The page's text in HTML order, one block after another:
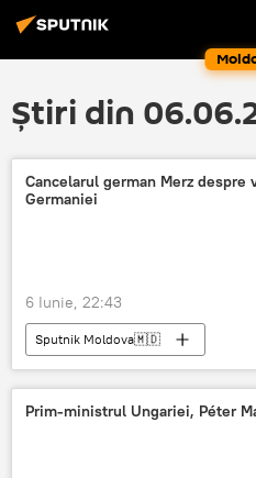
Știri din
Cancelarul german Merz despre
Germaniei
6 Iunie, 22:43
Sputnik Moldova🇲🇩
Prim-ministrul Ungariei, Péter